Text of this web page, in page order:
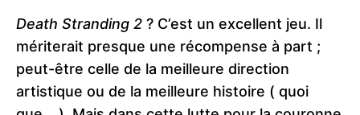
Death Stranding 2 ? C’est un excellent jeu. Il
mériterait presque une récompense à part ;
peut-être celle de la meilleure direction
artistique ou de la meilleure histoire ( quoi